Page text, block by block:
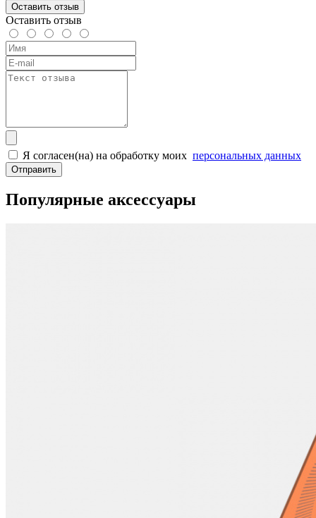
Оставить отзыв
Оставить отзыв
Я согласен(на) на обработку моих персональных данных
Отправить
Популярные аксессуары